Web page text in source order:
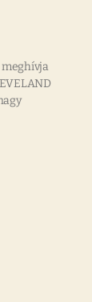
meghívja